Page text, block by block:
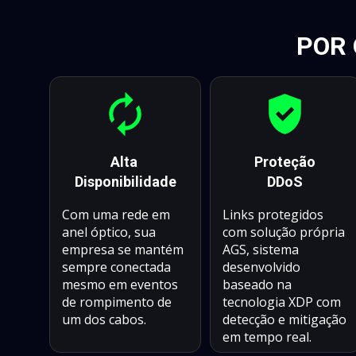
POR
Alta
Disponibilidade
Proteção
DDoS
Links protegidos
com solução própria
AGS, sistema
desenvolvido
baseado na
tecnologia XDP com
detecção e mitigação
em tempo real.
Com uma rede em
anel óptico, sua
empresa se mantém
sempre conectada
mesmo em eventos
de rompimento de
um dos cabos.